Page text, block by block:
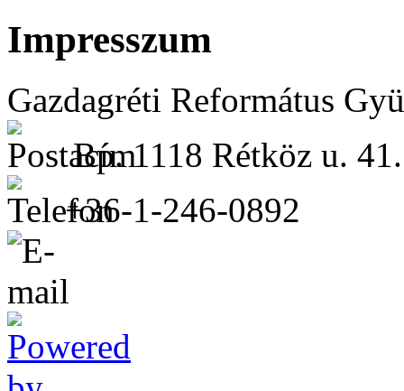
Impresszum
Gazdagréti Református
Bp. 1118 Rétköz u. 41.
+36-1-246-0892